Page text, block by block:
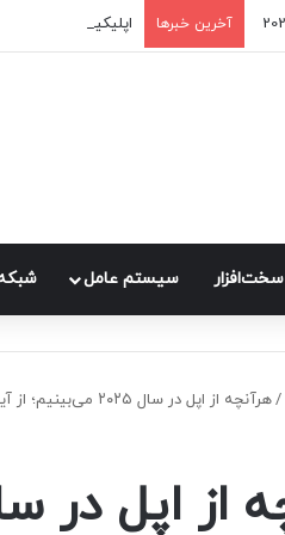
آخرین خبرها اپلیکیشن
سخت‌افزار سيستم عامل
/هرآنچه از اپل در سال ۲۰۲۵ می‌بینیم؛ از آیفون ۱۷ تا مک‌های M5